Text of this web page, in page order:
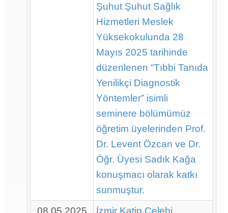
Şuhut Şuhut Sağlık
Hizmetleri Meslek
Yüksekokulunda 28
Mayıs 2025 tarihinde
düzenlenen “Tıbbi Tanıda
Yenilikçi Diagnostik
Yöntemler” isimli
seminere bölümümüz
öğretim üyelerinden Prof.
Dr. Levent Özcan ve Dr.
Öğr. Üyesi Sadık Kağa
konuşmacı olarak katkı
sunmuştur.
08.05.2025
İzmir Katip Çelebi